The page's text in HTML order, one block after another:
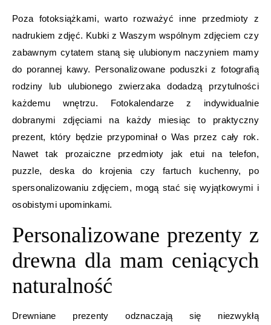
Poza fotoksiążkami, warto rozważyć inne przedmioty z
nadrukiem zdjęć. Kubki z Waszym wspólnym zdjęciem czy
zabawnym cytatem staną się ulubionym naczyniem mamy
do porannej kawy. Personalizowane poduszki z fotografią
rodziny lub ulubionego zwierzaka dodadzą przytulności
każdemu wnętrzu. Fotokalendarze z indywidualnie
dobranymi zdjęciami na każdy miesiąc to praktyczny
prezent, który będzie przypominał o Was przez cały rok.
Nawet tak prozaiczne przedmioty jak etui na telefon,
puzzle, deska do krojenia czy fartuch kuchenny, po
spersonalizowaniu zdjęciem, mogą stać się wyjątkowymi i
osobistymi upominkami.
Personalizowane prezenty z
drewna dla mam ceniących
naturalność
Drewniane prezenty odznaczają się niezwykłą